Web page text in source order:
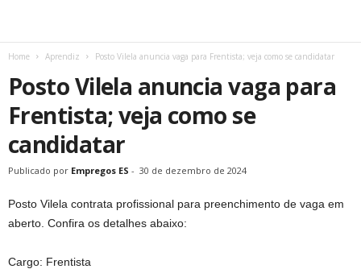
Home Aprendiz Posto Vilela anuncia vaga para Frentista; veja como se candidatar
Posto Vilela anuncia vaga para
Frentista; veja como se
candidatar
Publicado por Empregos ES - 30 de dezembro de 2024
Posto Vilela contrata profissional para preenchimento de vaga em
aberto. Confira os detalhes abaixo:
Cargo: Frentista